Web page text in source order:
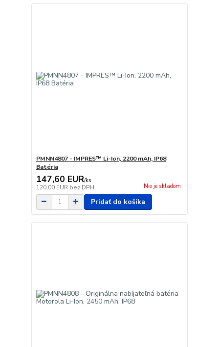
PMNN4807 - IMPRES™ Li-Ion, 2200 mAh, IP68
Batéria
147,60 EUR/ks
120,00 EUR bez DPH Nie je skladom
Pridať do košíka